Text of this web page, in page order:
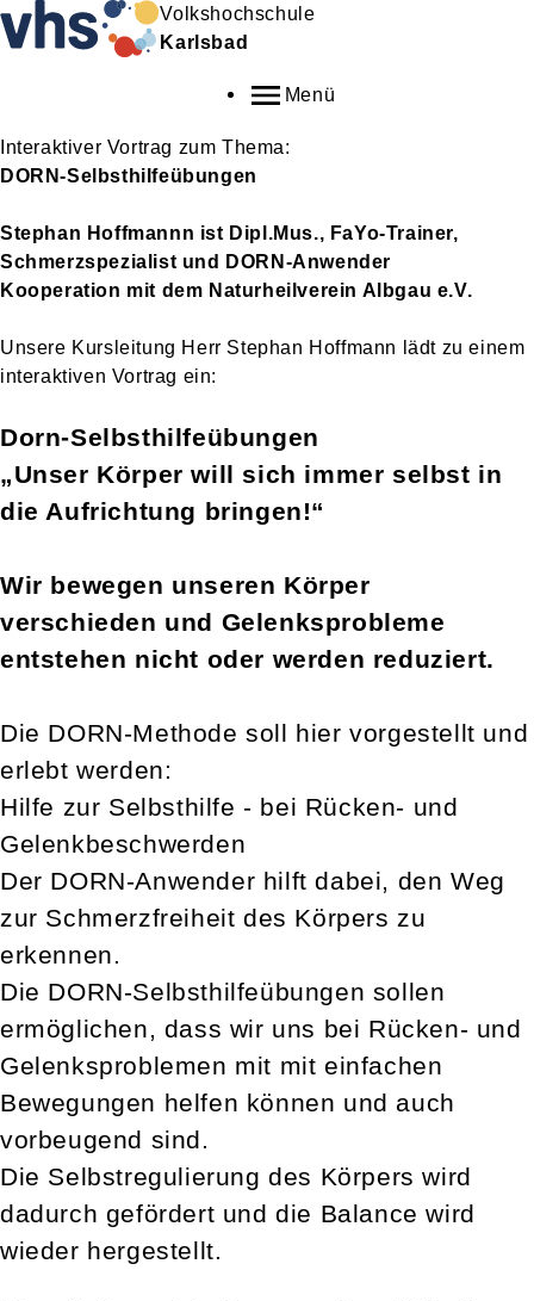
Volkshochschule
Karlsbad
Menü
Interaktiver Vortrag zum Thema:
DORN-Selbsthilfeübungen
Stephan Hoffmannn ist Dipl.Mus., FaYo-Trainer,
Schmerzspezialist und DORN-Anwender
Kooperation mit dem Naturheilverein Albgau e.V.
Unsere Kursleitung Herr Stephan Hoffmann lädt zu einem
interaktiven Vortrag ein:
Dorn-Selbsthilfeübungen
„Unser Körper will sich immer selbst in
die Aufrichtung bringen!“
Wir bewegen unseren Körper
verschieden und Gelenksprobleme
entstehen nicht oder werden reduziert.
Die DORN-Methode soll hier vorgestellt und
erlebt werden:
Hilfe zur Selbsthilfe - bei Rücken- und
Gelenkbeschwerden
Der DORN-Anwender hilft dabei, den Weg
zur Schmerzfreiheit des Körpers zu
erkennen.
Die DORN-Selbsthilfeübungen sollen
ermöglichen, dass wir uns bei Rücken- und
Gelenksproblemen mit mit einfachen
Bewegungen helfen können und auch
vorbeugend sind.
Die Selbstregulierung des Körpers wird
dadurch gefördert und die Balance wird
wieder hergestellt.